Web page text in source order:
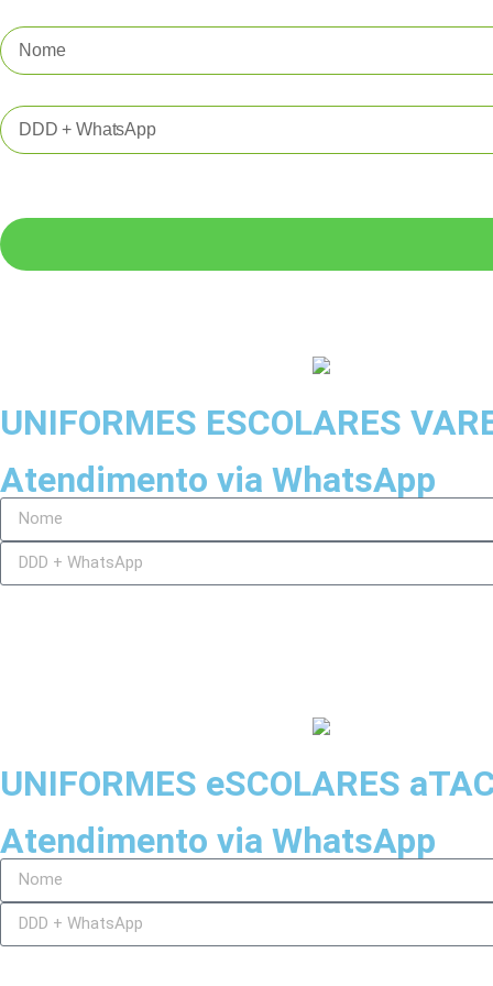
UNIFORMES ESCOLARES
Atendimento via WhatsApp
UNIFORMES eSCOLARES
Atendimento via WhatsApp